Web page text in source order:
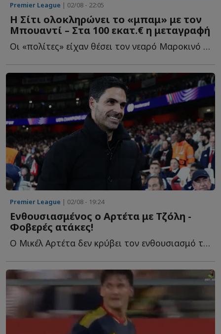
Premier League | 02/08 - 22:05
Η Σίτι ολοκληρώνει το «μπαμ» με τον
Μπουαντί – Στα 100 εκατ.€ η μεταγραφή
Οι «πολίτες» είχαν θέσει τον νεαρό Μαροκινό στην κορυφή τ...
Premier League | 02/08 - 19:24
Ενθουσιασμένος ο Αρτέτα με Τζόλη -
Φοβερές ατάκες!
Ο Μικέλ Αρτέτα δεν κρύβει τον ενθουσιασμό του για το τ...